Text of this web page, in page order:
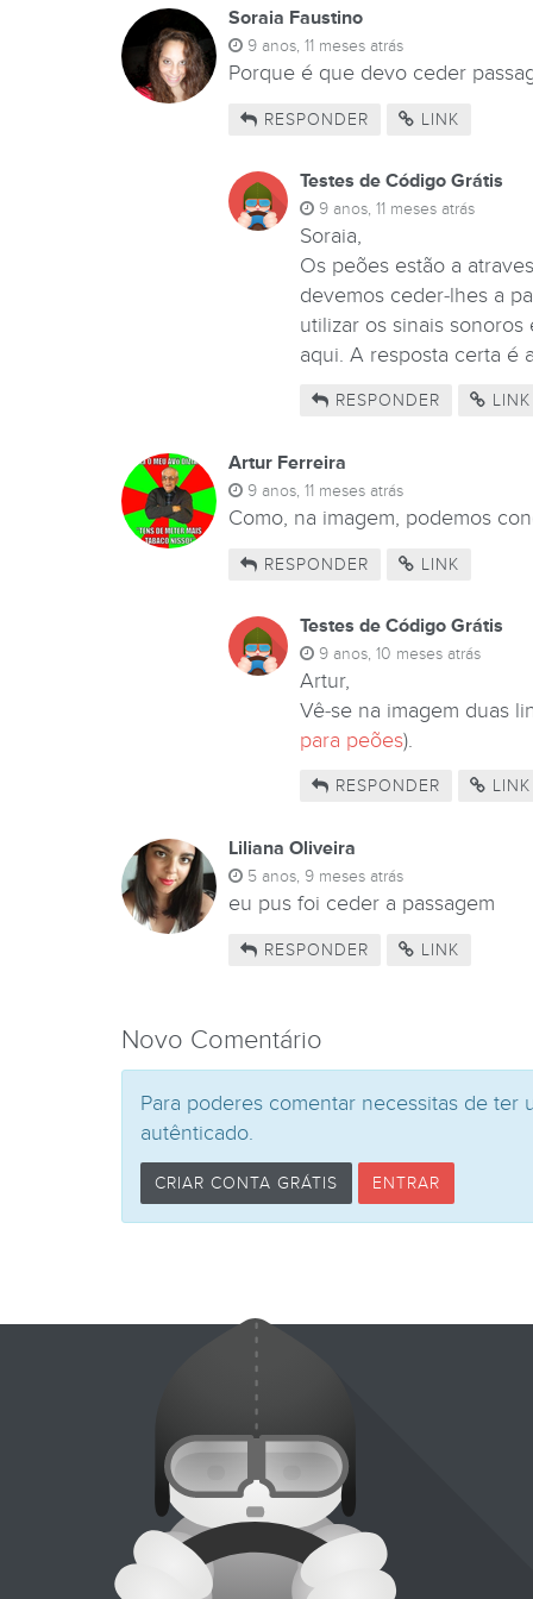
Soraia Faustino
9 anos, 11 meses atrás
Porque é que devo ceder
RESPONDER LINK
Testes de Código Grátis
9 anos, 11 meses atrás
Soraia,
Os peões estão a
devemos ceder-lhes a
utilizar os sinais
aqui. A resposta certa é
RESPONDER LINK
Artur Ferreira
9 anos, 11 meses atrás
Como, na imagem, podemos
RESPONDER LINK
Testes de Código Grátis
9 anos, 10 meses atrás
Artur,
Vê-se na imagem duas
para peões).
RESPONDER LINK
Liliana Oliveira
5 anos, 9 meses atrás
eu pus foi ceder a passagem
RESPONDER LINK
Novo Comentário
Para poderes comentar necessitas de
autênticado.
CRIAR CONTA GRÁTIS ENTRAR